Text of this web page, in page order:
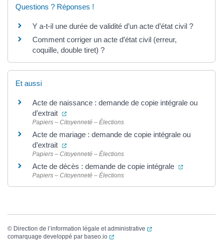
Questions ? Réponses !
Y a-t-il une durée de validité d’un acte d’état civil ?
Comment corriger un acte d’état civil (erreur,
coquille, double tiret) ?
Et aussi
Acte de naissance : demande de copie intégrale ou
d’extrait
(ouverture dans un nouvel onglet)
Papiers – Citoyenneté – Élections
Acte de mariage : demande de copie intégrale ou
d’extrait
(ouverture dans un nouvel onglet)
Papiers – Citoyenneté – Élections
Acte de décès : demande de copie intégrale (ouverture
Papiers – Citoyenneté – Élections
© Direction de l’information légale et administrative
(ouverture dans un
comarquage developpé par baseo.io (ouverture dans un nouvel onglet)